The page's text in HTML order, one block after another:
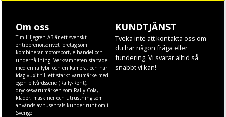
Om oss
Tim Liljegren AB är ett svenskt
entreprenörsdrivet företag som
kombinerar motorsport, e-handel och
underhållning. Verksamheten startade
med en rallybil och en kamera, och har
idag vuxit till ett starkt varumärke med
egen bilvårdsserie (Rally-Rent),
dryckesvarumärken som Rally-Cola,
kläder, maskineroch utrustning som
används av tusentals kunder runt om i
Sverige.
KUNDTJÄNST
Tveka inte att kontakta oss om
du har någon fråga eller
fundering. Vi svarar alltid så
snabbt vi kan!